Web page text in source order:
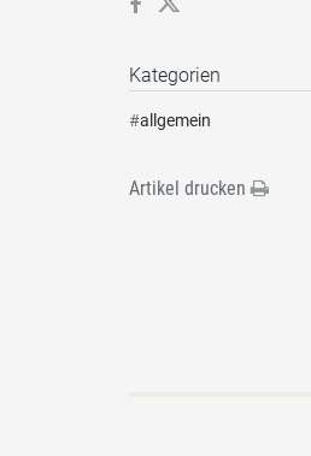
Kategorien
#allgemein
Artikel drucken